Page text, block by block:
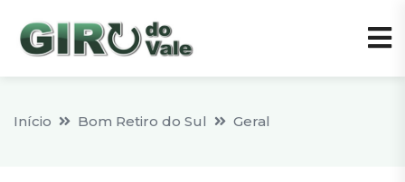
Início Bom Retiro do Sul Geral